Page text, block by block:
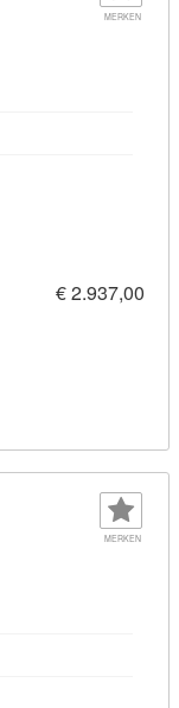
MERKEN
€ 2.937,00
MERKEN